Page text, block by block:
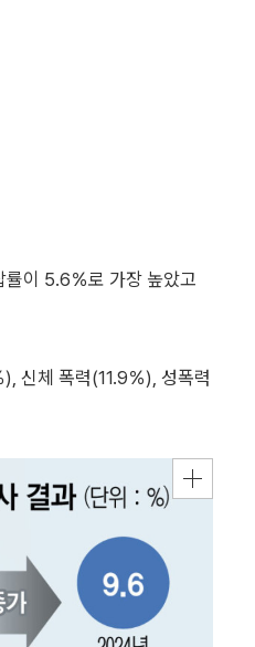
률이 5.6％로 가장 높았고
신체 폭력(11.9％), 성폭력